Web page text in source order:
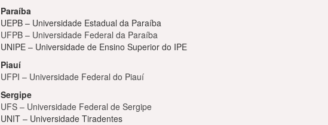
Paraíba
UEPB – Universidade Estadual da Paraíba
UFPB – Universidade Federal da Paraíba
UNIPE – Universidade de Ensino Superior do IPE
Piauí
UFPI – Universidade Federal do Piauí
Sergipe
UFS – Universidade Federal de Sergipe
UNIT – Universidade Tiradentes